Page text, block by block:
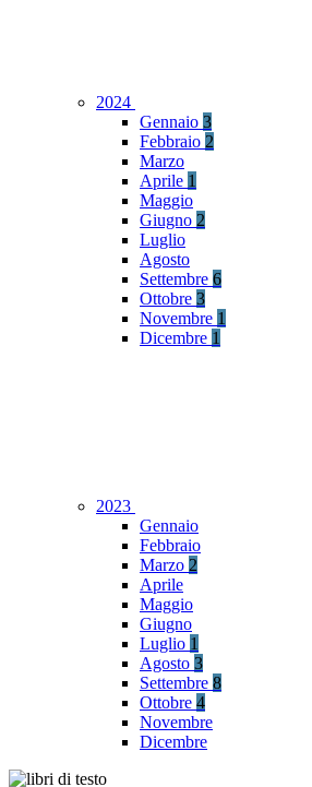
2024
Gennaio 3
Febbraio 2
Marzo
Aprile 1
Maggio
Giugno 2
Luglio
Agosto
Settembre 6
Ottobre 3
Novembre 1
Dicembre 1
2023
Gennaio
Febbraio
Marzo 2
Aprile
Maggio
Giugno
Luglio 1
Agosto 3
Settembre 8
Ottobre 4
Novembre
Dicembre